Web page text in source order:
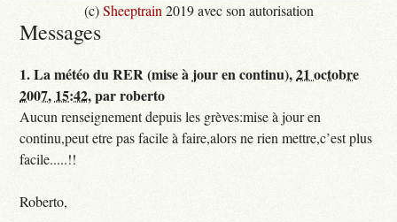
(c)Sheeptrain 2019 avec son autorisation
Messages
1.La météo du RER (mise à jour en continu),21 octobre
2007, 15:42,parroberto
Aucun renseignement depuis les grèves:mise à jour en
continu,peut etre pas facile à faire,alors ne rien mettre,c’est plus
facile.....!!
Roberto,